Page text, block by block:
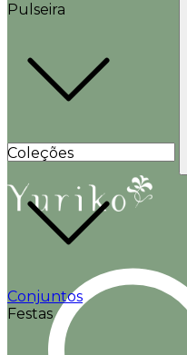
Pulseira
Coleções
Conjuntos
Festas